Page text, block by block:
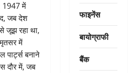
1947 में
जब देश
जूझ रहा था,
में
पार्ट्स बनाने
दौर में, जब
फाइनेंस
बायोग्राफी
बैंक